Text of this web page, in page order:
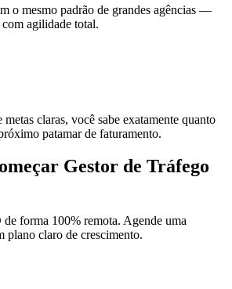
o mesmo padrão de grandes agências —
agilidade total.
claras, você sabe exatamente quanto
patamar de faturamento.
Gestor de Tráfego
de forma 100% remota. Agende uma
plano claro de crescimento.